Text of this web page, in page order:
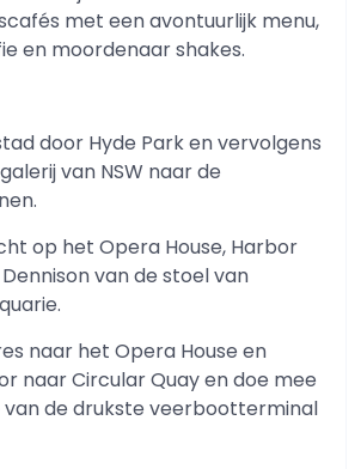
met een avontuurlijk menu,
en moordenaar shakes.
door Hyde Park en vervolgens
van NSW naar de
op het Opera House, Harbor
van de stoel van
naar het Opera House en
naar Circular Quay en doe mee
de drukste veerbootterminal